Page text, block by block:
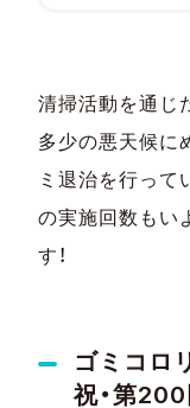
清掃活動を通じ
多少の悪天候に
ミ退治を行って
の実施回数もい
す！
ゴミコロ
祝・第